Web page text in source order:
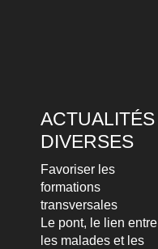
ACTUALITÉS
DIVERSES
Favoriser les
formations
transversales
Le pont, le lien entre
les malades et les